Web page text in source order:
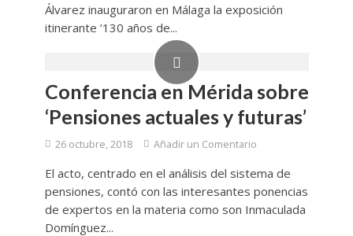
Álvarez inauguraron en Málaga la exposición
itinerante ‘130 años de...
Conferencia en Mérida sobre
‘Pensiones actuales y futuras’
26 octubre, 2018 Añadir un Comentario
El acto, centrado en el análisis del sistema de
pensiones, contó con las interesantes ponencias
de expertos en la materia como son Inmaculada
Domínguez...